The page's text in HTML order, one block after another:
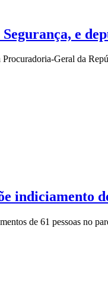
e
Geral da
indiciamento
de 61 pessoas no